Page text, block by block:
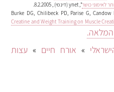
לאימוני כושר", ynet (דינמי) , 8.2.2005.
Burke DG, Chilibeck PD, Parise G,
Creatine and Weight Training on Muscle
Sports Exerc 35 (11), 11.2003, pp. 1946-55.המלאה.
» אורח חיים » עצות